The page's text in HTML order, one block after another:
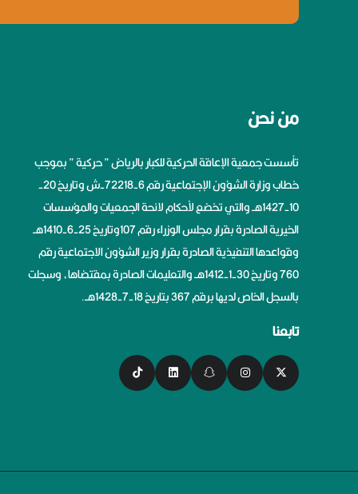
من نحن
تأسست جمعية الإعاقة الحركية للكبار بالرياض ” حركية ” بموجب
خطاب وزارة الشؤون الإجتماعية رقم 6-72218-ش وتاريخ 20-
10-1427هــ والتي تخضع لأحكام لائحة الجمعيات والمؤسسات
الخيرية الصادرة بقرار مجلس الوزراء رقم 107وتاريخ 25-6-1410هــ
وقواعدها التنفيذية الصادرة بقرار وزير الشؤون الاجتماعية رقم
760 وتاريخ 30-1-1412هــ والتعليمات الصادرة بمقتضاها، وسجلت
بالسجل الخاص لديها برقم 367 بتاريخ 18-7-1428هــ.
تابعنا